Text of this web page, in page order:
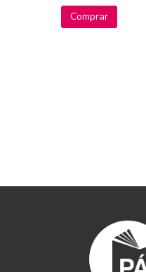
Comprar